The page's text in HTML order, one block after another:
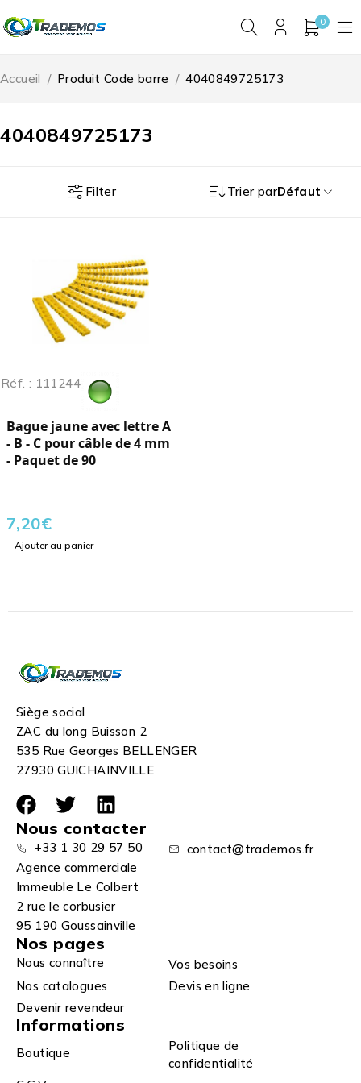
0
4040849725173
Accueil / Produit Code barre / 4040849725173
Filter Trier parDéfaut
Réf. : 111244
Bague jaune avec lettre A
- B - C pour câble de 4 mm
- Paquet de 90
7,20€
Ajouter au panier
Siège social
ZAC du long Buisson 2
535 Rue Georges BELLENGER
27930 GUICHAINVILLE
Nous contacter
+33 1 30 29 57 50
contact@trademos.fr
Agence commerciale
Immeuble Le Colbert
2 rue le corbusier
95 190 Goussainville
Nos pages
Nous connaître
Vos besoins
Nos catalogues
Devis en ligne
Devenir revendeur
Informations
Boutique
Politique de
confidentialité